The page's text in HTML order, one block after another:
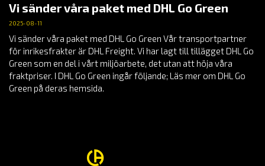
Vi sänder våra paket med DHL Go Green
2025-08-11
Vi sänder våra paket med DHL Go Green Vår transportpartner
för inrikesfrakter är DHL Freight. Vi har lagt till tillägget DHL Go
Green som en del i vårt miljöarbete, det utan att höja våra
fraktpriser. I DHL Go Green ingår följande; Läs mer om DHL Go
Green på deras hemsida.